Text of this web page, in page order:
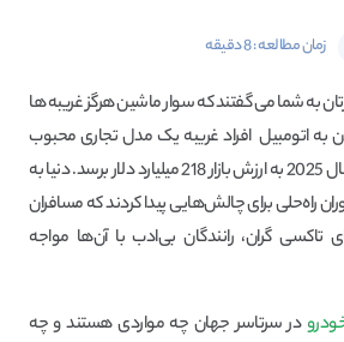
زمان مطالعه :8دقیقه
به شما می گفتند که سوار ماشین هرگز غریبه ها
به اتومبیل افراد غریبه یک مدل تجاری محبوب
است که انتظار می رود تا سال 2025 به ارزش بازار 218 میلیارد دلار برسد. دنیا به
راه‌حلی برای چالش‌هایی پیدا کردند که مسافران
تاکسی گران، رانندگان بی‌ادب با آن‌ها مواجه
در سرتاسر جهان چه مواردی هستند و چه